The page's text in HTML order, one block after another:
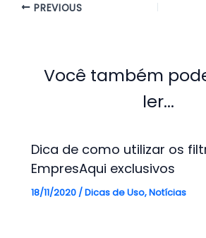
PREVIOUS
Você também
ler...
Dica de como utilizar os
EmpresAqui exclusivos
18/11/2020 /Dicas de Uso,Notícias